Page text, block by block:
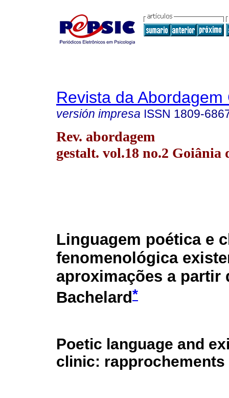
Revista da Abordagem
versión impresa ISSN 1809-
Rev. abordagem
gestalt. vol.18 no.2 Goiânia
Linguagem poética e
fenomenológica
aproximações a partir
Bachelard*
Poetic language and
clinic: